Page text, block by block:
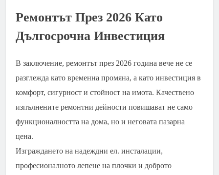
Ремонтът През 2026 Като
Дългосрочна Инвестиция
В заключение, ремонтът през 2026 година вече не се
разглежда като временна промяна, а като инвестиция в
комфорт, сигурност и стойност на имота. Качествено
изпълнените ремонтни дейности повишават не само
функционалността на дома, но и неговата пазарна
цена.
Изграждането на надеждни ел. инсталации,
професионалното лепене на плочки и доброто